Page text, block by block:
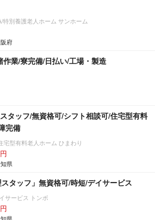
別養護老人ホーム サンホーム
府
作業/寮完備/日払い/工場・製造
タッフ/無資格可/シフト相談可/住宅型有料
完備
型有料老人ホーム ひまわり
県
スタッフ」無資格可/時短/デイサービス
サービス トンボ
県